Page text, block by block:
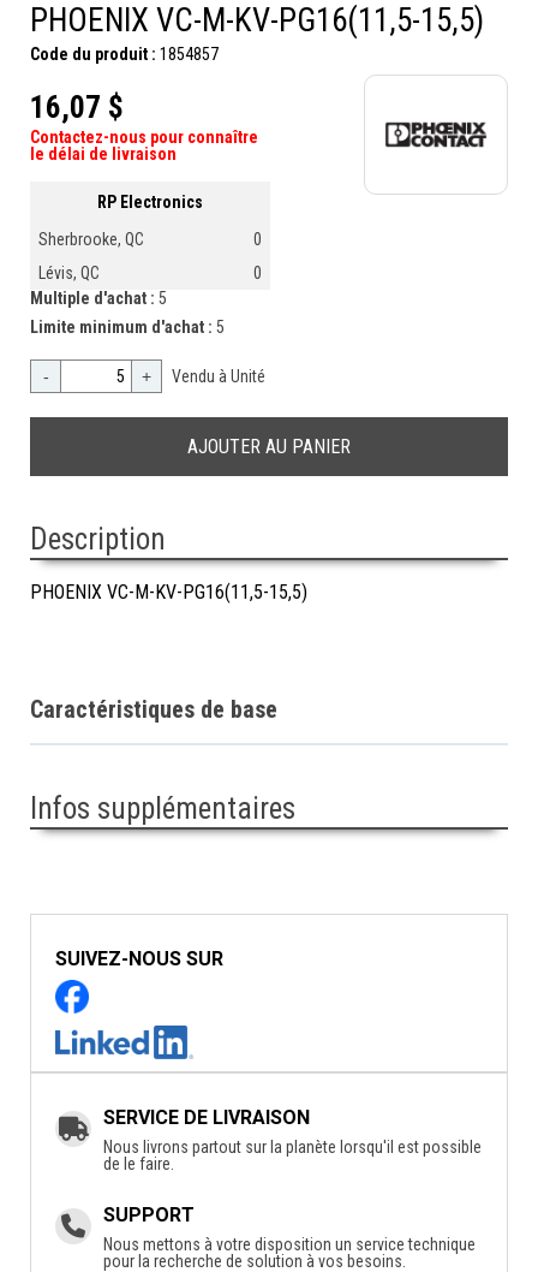
PHOENIX VC-M-KV-PG16(11,5-15,5)
Code du produit : 1854857
16,07 $
Contactez-nous pour connaître
le délai de livraison
RP Electronics
Sherbrooke, QC
0
Lévis, QC
0
Multiple d'achat : 5
Limite minimum d'achat : 5
- + Vendu à Unité
Description
PHOENIX VC-M-KV-PG16(11,5-15,5)
Caractéristiques de base
Infos supplémentaires
SUIVEZ-NOUS SUR
SERVICE DE LIVRAISON
Nous livrons partout sur la planète lorsqu'il est possible
de le faire.
SUPPORT
Nous mettons à votre disposition un service technique
pour la recherche de solution à vos besoins.